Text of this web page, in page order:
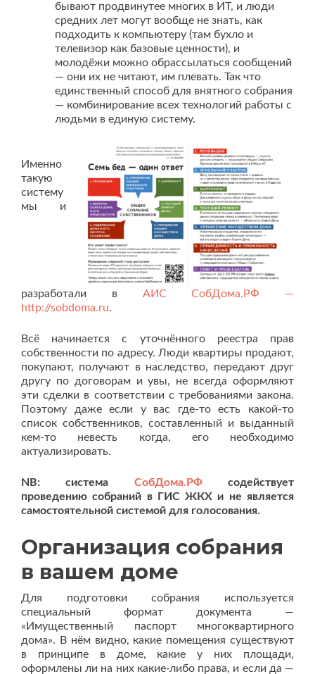
бывают продвинутее многих в ИТ, и люди
средних лет могут вообще не знать, как
подходить к компьютеру (там бухло и
телевизор как базовые ценности), и
молодёжи можно обрассылаться сообщений
— они их не читают, им плевать. Так что
единственный способ для внятного собрания
— комбинирование всех технологий работы с
людьми в единую систему.
Именно
такую
систему
мы и
разработали в АИС СобДома.РФ —
http://sobdoma.ru.
Всё начинается с уточнённого реестра прав
собственности по адресу. Люди квартиры продают,
покупают, получают в наследство, передают друг
другу по договорам и увы, не всегда оформляют
эти сделки в соответствии с требованиями закона.
Поэтому даже если у вас где-то есть какой-то
список собственников, составленный и выданный
кем-то невесть когда, его необходимо
актуализировать.
NB: система СобДома.РФсодействует
проведению собраний в ГИС ЖКХ и не является
самостоятельной системой для голосования.
Организация собрания
в вашем доме
Для подготовки собрания используется
специальный формат документа —
«Имущественный паспорт многоквартирного
дома». В нём видно, какие помещения существуют
в принципе в доме, какие у них площади,
оформлены ли на них какие-либо права, и если да —